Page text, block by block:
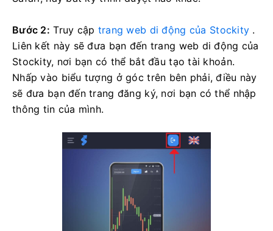
Bước 2: Truy cập trang web di động của Stockity .
Liên kết này sẽ đưa bạn đến trang web di động của
Stockity, nơi bạn có thể bắt đầu tạo tài khoản.
Nhấp vào biểu tượng ở góc trên bên phải, điều này
sẽ đưa bạn đến trang đăng ký, nơi bạn có thể nhập
thông tin của mình.